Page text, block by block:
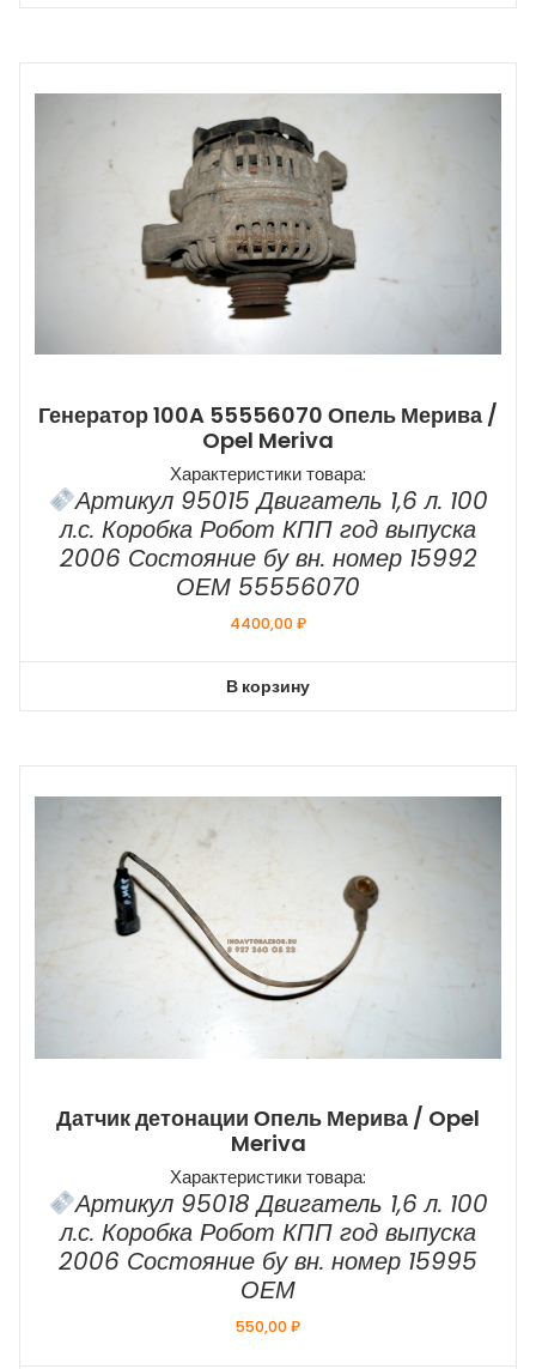
Генератор 100A 55556070 Опель Мерива /
Opel Meriva
Характеристики товара:
Артикул 95015 Двигатель 1,6 л. 100
л.с. Коробка Робот КПП год выпуска
2006 Состояние бу вн. номер 15992
ОЕМ 55556070
4400,00₽
В корзину
Датчик детонации Опель Мерива / Opel
Meriva
Характеристики товара:
Артикул 95018 Двигатель 1,6 л. 100
л.с. Коробка Робот КПП год выпуска
2006 Состояние бу вн. номер 15995
ОЕМ
550,00₽